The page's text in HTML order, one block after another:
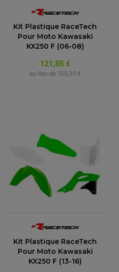
Kit Plastique RaceTech
Pour Moto Kawasaki
KX250 F (06-08)
121,85 €
au lieu de 135,39 €
Kit Plastique RaceTech
Pour Moto Kawasaki
KX250 F (13-16)